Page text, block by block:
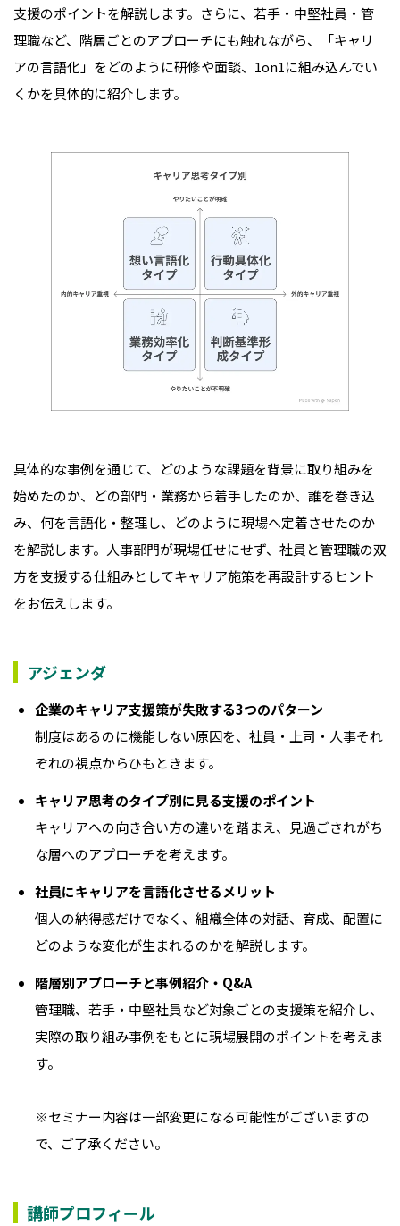
支援のポイントを解説します。さらに、若手・中堅社員・管
理職など、階層ごとのアプローチにも触れながら、「キャリ
アの言語化」をどのように研修や面談、1on1に組み込んでい
くかを具体的に紹介します。
具体的な事例を通じて、どのような課題を背景に取り組みを
始めたのか、どの部門・業務から着手したのか、誰を巻き込
み、何を言語化・整理し、どのように現場へ定着させたのか
を解説します。人事部門が現場任せにせず、社員と管理職の双
方を支援する仕組みとしてキャリア施策を再設計するヒント
をお伝えします。
アジェンダ
企業のキャリア支援策が失敗する3つのパターン
制度はあるのに機能しない原因を、社員・上司・人事それ
ぞれの視点からひもときます。
キャリア思考のタイプ別に見る支援のポイント
キャリアへの向き合い方の違いを踏まえ、見過ごされがち
な層へのアプローチを考えます。
社員にキャリアを言語化させるメリット
個人の納得感だけでなく、組織全体の対話、育成、配置に
どのような変化が生まれるのかを解説します。
階層別アプローチと事例紹介・Q&A
管理職、若手・中堅社員など対象ごとの支援策を紹介し、
実際の取り組み事例をもとに現場展開のポイントを考えま
す。
※セミナー内容は一部変更になる可能性がございますの
で、ご了承ください。
講師プロフィール